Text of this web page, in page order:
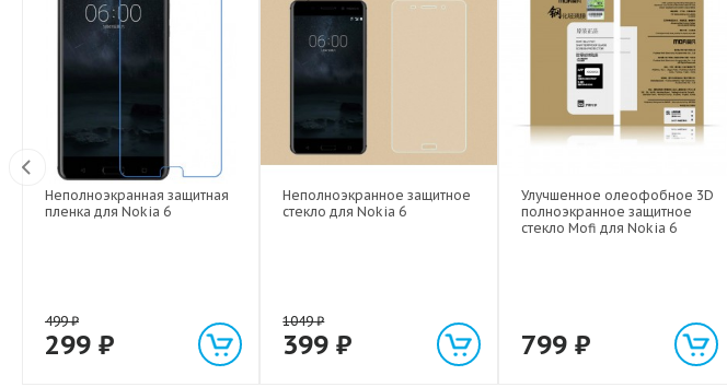
Неполноэкранная защитная
пленка для Nokia 6
499₽
299 ₽
Неполноэкранное защитное
стекло для Nokia 6
1049₽
399₽
Улучшенное олеофобное 3D
полноэкранное защитное
стекло Mofi для Nokia 6
799 ₽